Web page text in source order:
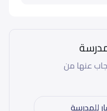
عنها من
للمدرسة